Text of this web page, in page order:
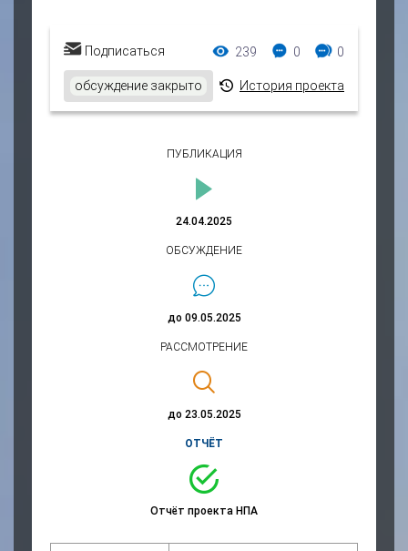
Подписаться Просмотры:
239 Комментарии:
0 Ответы:
0
обсуждение закрыто История проекта
ПУБЛИКАЦИЯ
24.04.2025
ОБСУЖДЕНИЕ
до 09.05.2025
РАССМОТРЕНИЕ
до 23.05.2025
ОТЧЁТ
Отчёт проекта НПА